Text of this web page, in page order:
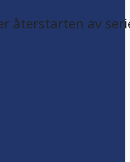
återstarten av